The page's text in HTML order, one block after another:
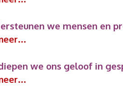
we mensen en
we ons geloof in